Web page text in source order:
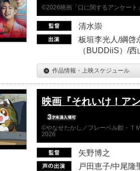
©2026映画「口に関するアンケート
清水崇
板垣李光人/綱啓
（BUDDiiS）/
作品情報・上映スケジュール
映画『それいけ！ア
©やなせたかし／フレーベル館・Ｔ
2026
矢野博之
戸田恵子/中尾隆